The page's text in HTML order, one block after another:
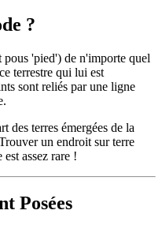
?
'pied') de n'importe quel
terrestre qui lui est
sont reliés par une ligne
des terres émergées de la
un endroit sur terre
assez rare !
Posées